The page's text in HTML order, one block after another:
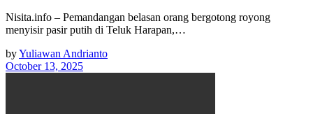
Nisita.info – Pemandangan belasan orang bergotong royong
menyisir pasir putih di Teluk Harapan,…
byYuliawan Andrianto
October 13, 2025